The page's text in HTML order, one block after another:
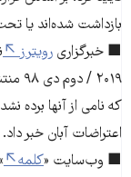
بازداشت شده‌اند یا
■ خبرگزاری رویترز
اعتراضات آبان خبر داد.
■ وب‌سایت «کلمه